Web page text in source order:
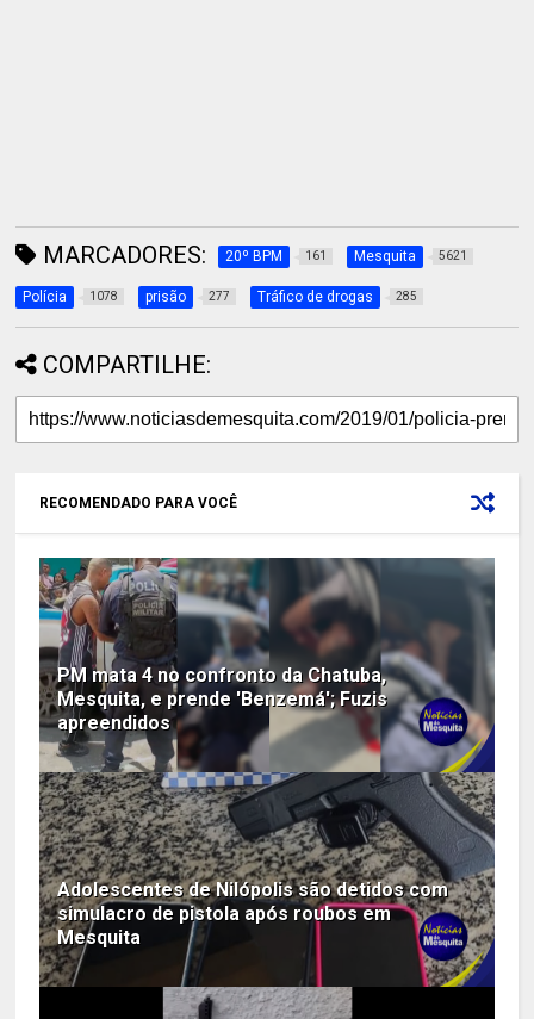
MARCADORES: 20º BPM 161 Mesquita 5621
Polícia 1078 prisão 277 Tráfico de drogas 285
COMPARTILHE:
RECOMENDADO PARA VOCÊ
PM mata 4 no confronto da Chatuba,
Mesquita, e prende 'Benzemá'; Fuzis
apreendidos
Adolescentes de Nilópolis são detidos com
simulacro de pistola após roubos em
Mesquita